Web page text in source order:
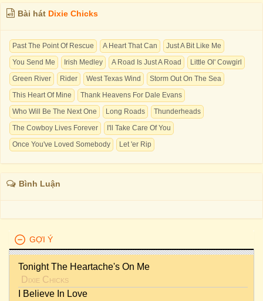
Bài hát Dixie Chicks
Past The Point Of Rescue A Heart That Can
Just A Bit Like Me
You Send Me
Irish Medley A Road Is Just A Road
Little Ol' Cowgirl
Green River
Rider West Texas Wind
Storm Out On The Sea
This Heart Of Mine
Thank Heavens For Dale Evans
Who Will Be The Next One
Long Roads
Thunderheads
The Cowboy Lives Forever
I'll Take Care Of You
Once You've Loved Somebody
Let 'er Rip
Bình Luận
GỢI Ý
Tonight The Heartache's On Me
Dixie Chicks
I Believe In Love